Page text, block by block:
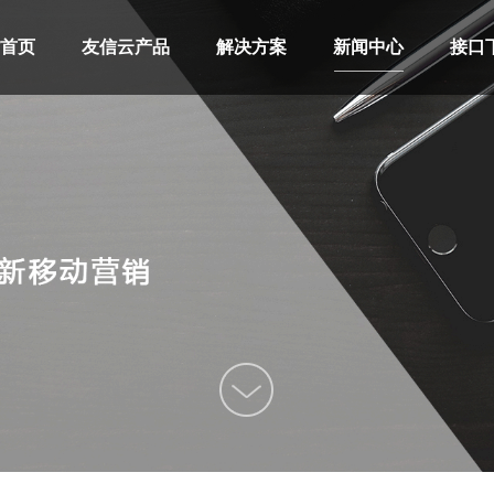
页 友信云产品 解决方案 新闻中心 接口